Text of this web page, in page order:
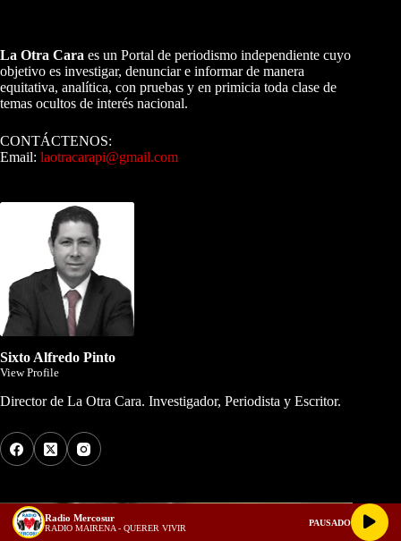
La Otra Cara es un Portal de periodismo independiente cuyo
objetivo es investigar, denunciar e informar de manera
equitativa, analítica, con pruebas y en primicia toda clase de
temas ocultos de interés nacional.
CONTÁCTENOS:
Email: laotracarapi@gmail.com
Sixto Alfredo Pinto
View Profile
Director de La Otra Cara. Investigador, Periodista y Escritor.
Radio Mercosur
RADIO MAIRENA - QUERER VIVIR
PAUSADO